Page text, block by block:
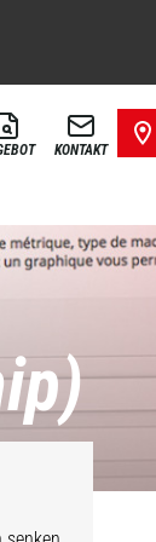
KONTAKT